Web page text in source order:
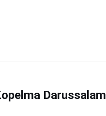
Darussalam